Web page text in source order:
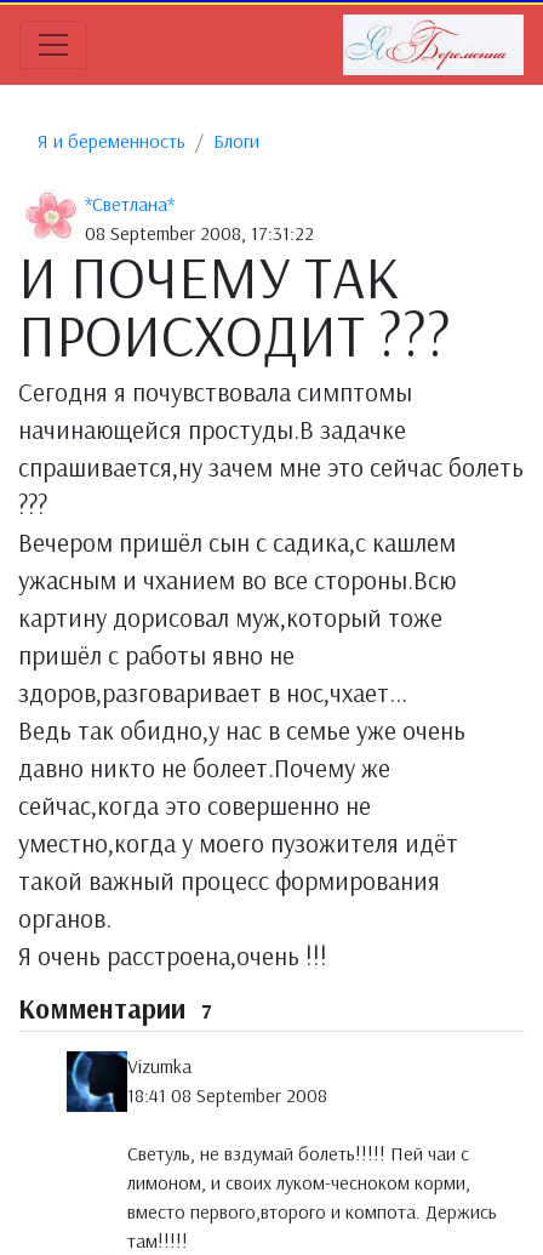
Я и беременность Блоги
*Светлана*
08 September 2008, 17:31:22
И ПОЧЕМУ ТАК
ПРОИСХОДИТ ???
Сегодня я почувствовала симптомы
начинающейся простуды.В задачке
спрашивается,ну зачем мне это сейчас болеть
???
Вечером пришёл сын с садика,с кашлем
ужасным и чханием во все стороны.Всю
картину дорисовал муж,который тоже
пришёл с работы явно не
здоров,разговаривает в нос,чхает...
Ведь так обидно,у нас в семье уже очень
давно никто не болеет.Почему же
сейчас,когда это совершенно не
уместно,когда у моего пузожителя идёт
такой важный процесс формирования
органов.
Я очень расстроена,очень !!!
Комментарии 7
Vizumka
18:41 08 September 2008
Светуль, не вздумай болеть!!!!! Пей чаи с
лимоном, и своих луком-чесноком корми,
вместо первого,второго и компота. Держись
там!!!!!